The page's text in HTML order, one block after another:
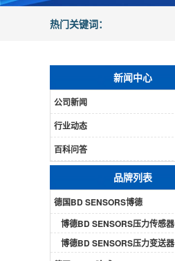
热门关键词：
新闻中心
公司新闻
行业动态
百科问答
品牌列表
德国BD SENSORS博德
博德BD SENSORS压力传感器
博德BD SENSORS压力变送器